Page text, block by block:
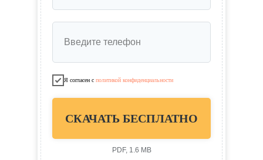
Введите телефон
Я согласен с политикой конфиденциальности
СКАЧАТЬ БЕСПЛАТНО
PDF, 1.6 MB